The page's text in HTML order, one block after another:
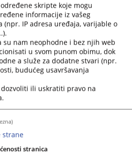
skripte koje mogu
informacije iz vašeg
(npr. IP adresa uređaja, varijable o
su nam neophodne i bez njih web
u svom punom obimu, dok
a služe za dodatne stvari (npr.
budućeg usavršavanja
ili uskratiti pravo na
strane
stranica